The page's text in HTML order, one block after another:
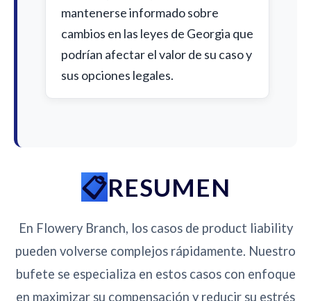
mantenerse informado sobre
cambios en las leyes de Georgia que
podrían afectar el valor de su caso y
sus opciones legales.
RESUMEN
En Flowery Branch, los casos de product liability
pueden volverse complejos rápidamente. Nuestro
bufete se especializa en estos casos con enfoque
en maximizar su compensación y reducir su estrés